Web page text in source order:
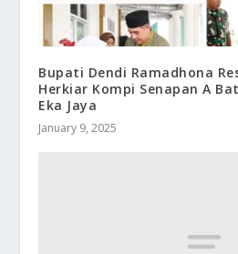
Bupati Dendi Ramadhona
Herkiar Kompi Senapan A
Eka Jaya
January 9, 2025